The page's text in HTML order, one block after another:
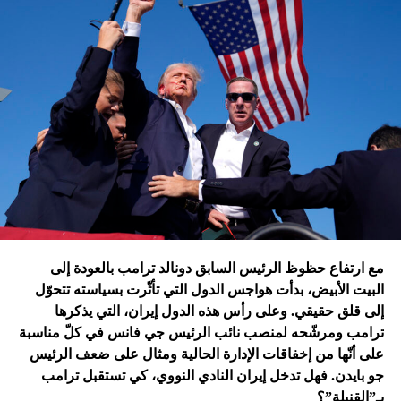
الجنوب في عدلون في قضاء الزهراني؟
ترامب الذي أكّد أنّه سينهي الحروب
التي اندلعت في عهد بايدن، قد
يضغط على إسرائيل لوقف الحرب
في غزة
إدارة بايدن ونهاية منظومة.. وانتقام نتنياهو
فتح باباً كبيراً على تحوّلات جذرية في السياسة الأميركية وتعاطي
إسرائيل معها، أبرزها:
مع ارتفاع حظوظ الرئيس السابق دونالد ترامب بالعودة إلى
البيت الأبيض، بدأت هواجس الدول التي تأثّرت بسياسته تتحوّل
إلى قلق حقيقي. وعلى رأس هذه الدول إيران، التي يذكرها
ترامب ومرشّحه لمنصب نائب الرئيس جي فانس في كلّ مناسبة
على أنّها من إخفاقات الإدارة الحالية ومثال على ضعف الرئيس
جو بايدن. فهل تدخل إيران النادي النووي، كي تستقبل ترامب
بـ”القنبلة”؟